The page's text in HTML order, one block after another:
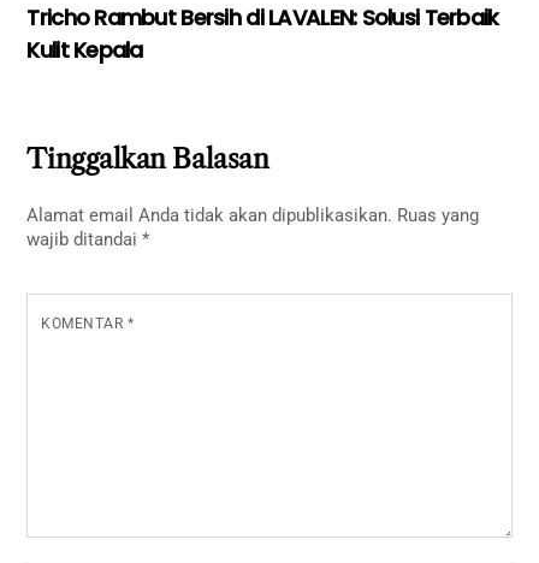
Tricho Rambut Bersih di LAVALEN: Solusi Terbaik
Kulit Kepala
Tinggalkan Balasan
Alamat email Anda tidak akan dipublikasikan. Ruas yang
wajib ditandai*
KOMENTAR *